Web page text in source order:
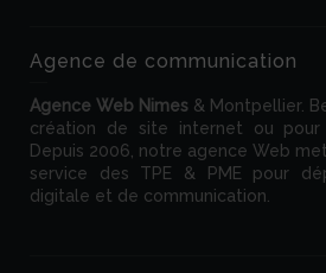
Agence de communication
Agence Web Nimes & Montpellier.
création de site internet ou pour
Depuis 2006, notre agence Web
service des TPE & PME pour
digitale et de communication.